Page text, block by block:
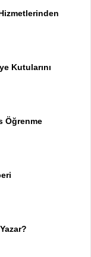
Kutularını
Öğrenme